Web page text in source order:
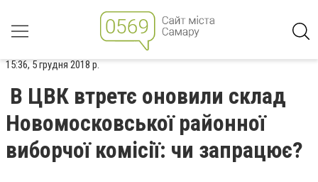
15:36, 5 грудня 2018 р.
В ЦВК втретє оновили склад
Новомосковської районної
виборчої комісії: чи запрацює?